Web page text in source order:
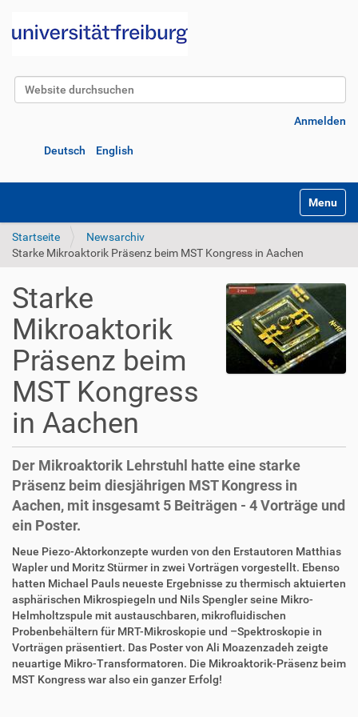
Website durchsuchen
Anmelden
Deutsch English
Startseite
Newsarchiv
Starke Mikroaktorik Präsenz beim MST Kongress in Aachen
Starke
Mikroaktorik
Präsenz beim
MST Kongress
in Aachen
Der Mikroaktorik Lehrstuhl hatte eine starke
Präsenz beim diesjährigen MST Kongress in
Aachen, mit insgesamt 5 Beiträgen - 4 Vorträge und
ein Poster.
D
i
r
e
k
t
z
u
g
A
r
t
i
k
e
l
a
k
Neue Piezo-Aktorkonzepte wurden von den Erstautoren Matthias
Wapler und Moritz Stürmer in zwei Vorträgen vorgestellt. Ebenso
hatten Michael Pauls neueste Ergebnisse zu thermisch aktuierten
asphärischen Mikrospiegeln und Nils Spengler seine Mikro-
Helmholtzspule mit austauschbaren, mikrofluidischen
Probenbehältern für MRT-Mikroskopie und –Spektroskopie in
Vorträgen präsentiert. Das Poster von Ali Moazenzadeh zeigte
neuartige Mikro-Transformatoren. Die Mikroaktorik-Präsenz beim
MST Kongress war also ein ganzer Erfolg!